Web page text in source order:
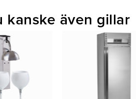
kanske även gillar